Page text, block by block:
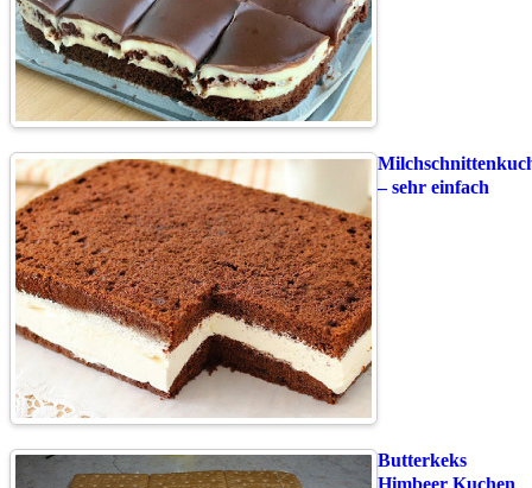
– sehr einfach
Butterkeks